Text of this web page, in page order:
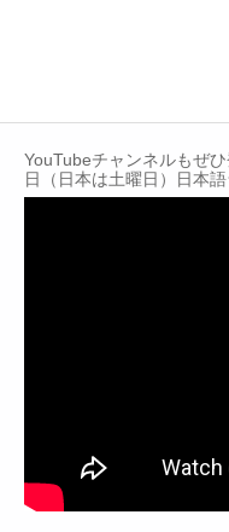
Contact
YouTubeチャンネルもぜ
日（日本は土曜日）日本